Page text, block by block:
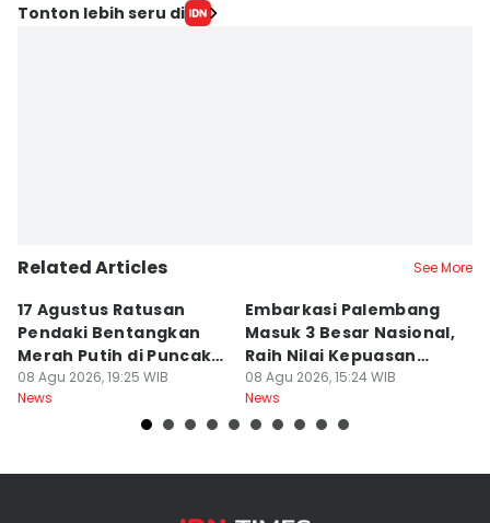
Tonton lebih seru di
Related Articles See More
17 Agustus Ratusan
Pendaki Bentangkan
Merah Putih di Puncak
Dempo
08 Agu 2026, 19:25 WIB
News
Embarkasi Palembang
Masuk 3 Besar Nasional,
Raih Nilai Kepuasan
86,65
08 Agu 2026, 15:24 WIB
News